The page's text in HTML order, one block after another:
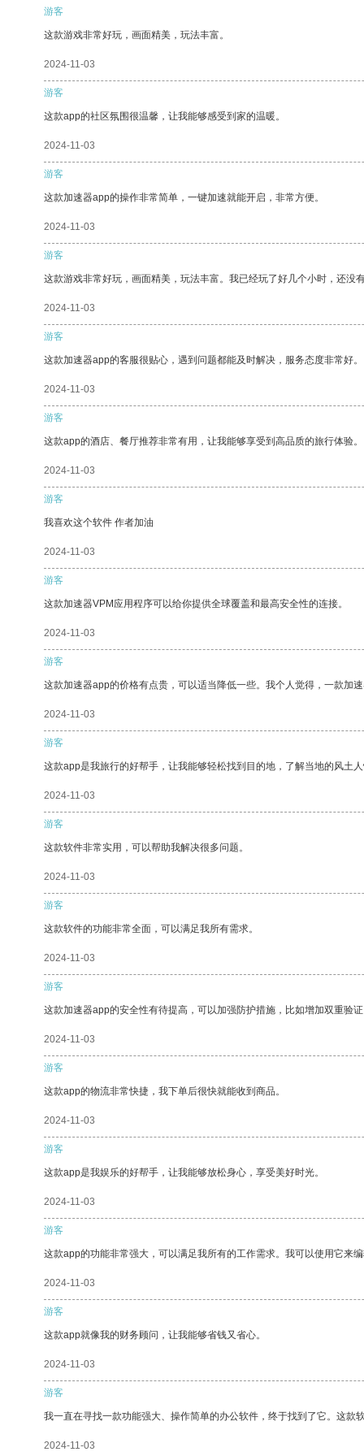
游客
这款游戏非常好玩，画面精美，玩法丰富。
2024-11-03
游客
这款app的社区氛围很温馨，让我能够感受到家的温暖。
2024-11-03
游客
这款加速器app的操作非常简单，一键加速就能开启，非常方便。
2024-11-03
游客
这款游戏非常好玩，画面精美，玩法丰富。我已经玩了好几个小时，还没
2024-11-03
游客
这款加速器app的客服很贴心，遇到问题都能及时解决，服务态度非常好。
2024-11-03
游客
这款app的酒店、餐厅推荐非常有用，让我能够享受到高品质的旅行体验。
2024-11-03
游客
我喜欢这个软件 作者加油
2024-11-03
游客
这款加速器VPM应用程序可以给你提供全球覆盖和最高安全性的连接。
2024-11-03
游客
这款加速器app的价格有点贵，可以适当降低一些。我个人觉得，一款加
2024-11-03
游客
这款app是我旅行的好帮手，让我能够轻松找到目的地，了解当地的风土
2024-11-03
游客
这款软件非常实用，可以帮助我解决很多问题。
2024-11-03
游客
这款软件的功能非常全面，可以满足我所有需求。
2024-11-03
游客
这款加速器app的安全性有待提高，可以加强防护措施，比如增加双重验
2024-11-03
游客
这款app的物流非常快捷，我下单后很快就能收到商品。
2024-11-03
游客
这款app是我娱乐的好帮手，让我能够放松身心，享受美好时光。
2024-11-03
游客
这款app的功能非常强大，可以满足我所有的工作需求。我可以使用它来
2024-11-03
游客
这款app就像我的财务顾问，让我能够省钱又省心。
2024-11-03
游客
我一直在寻找一款功能强大、操作简单的办公软件，终于找到了它。这
2024-11-03